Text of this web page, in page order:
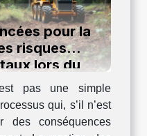
pour la
risques
lors du
pas une simple
qui, s’il n’est
des conséquences